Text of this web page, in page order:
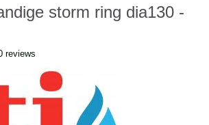
storm ring dia130 -
reviews